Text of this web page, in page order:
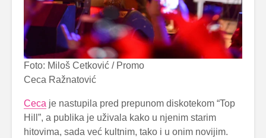
Foto: Miloš Cetković / Promo
Ceca Ražnatović
Ceca je nastupila pred prepunom diskotekom “Top
Hill”, a publika je uživala kako u njenim starim
hitovima, sada već kultnim, tako i u onim novijim.